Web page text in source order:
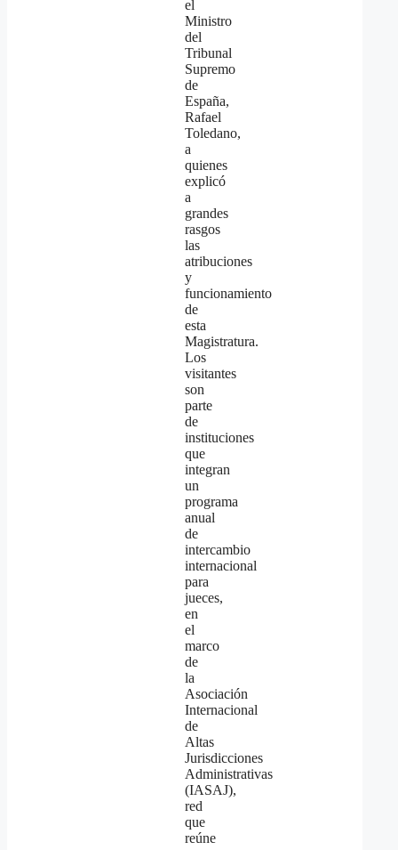
el
Ministro
del
Tribunal
Supremo
de
España,
Rafael
Toledano,
a
quienes
explicó
a
grandes
rasgos
las
atribuciones
y
funcionamiento
de
esta
Magistratura.
Los
visitantes
son
parte
de
instituciones
que
integran
un
programa
anual
de
intercambio
internacional
para
jueces,
en
el
marco
de
la
Asociación
Internacional
de
Altas
Jurisdicciones
Administrativas
(IASAJ),
red
que
reúne